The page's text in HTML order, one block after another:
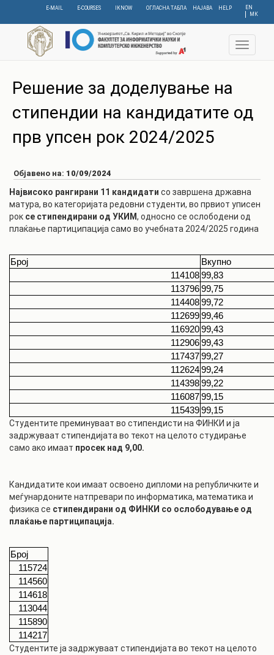
content
EN
МК
E-MAIL E-COURSES IKNOW ОГЛАСНА ТАБЛА НАЈАВА HELP
Toggle
Решение за доделување на
стипендии на кандидатите од
прв упсен рок 2024/2025
Објавено на: 10/09/2024
Највисоко рангирани 11 кандидати со завршена државна
матура, во категоријата редовни студенти, во првиот уписен
рок се стипендирани од УКИМ, односно се ослободени од
плаќање партиципација само во учебната 2024/2025 година
Број
Вкупно
11410899,83
11379699,75
11440899,72
11269999,46
11692099,43
11290699,43
11743799,27
11262499,24
11439899,22
11608799,15
11543999,15
Студентите преминуваат во стипендисти на ФИНКИ и ја
задржуваат стипендијата во текот на целото студирање
само ако имаат просек над 9,00.
Кандидатите кои имаат освоено дипломи на републичките и
меѓунардоните натпревари по информатика, математика и
физика се стипендирани од ФИНКИ со ослободување од
плаќање партиципација.
Број
115724
114560
114618
113044
115890
114217
Студентите ја задржуваат стипендијата во текот на целото